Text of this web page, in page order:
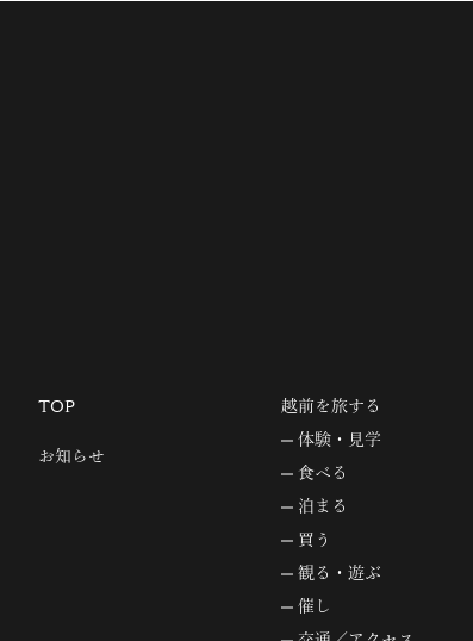
TOP
お知らせ
越前を旅する
体験・見学
食べる
泊まる
買う
観る・遊ぶ
催し